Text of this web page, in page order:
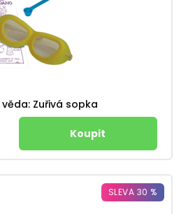
věda: Zuřivá sopka
SLEVA 30 %